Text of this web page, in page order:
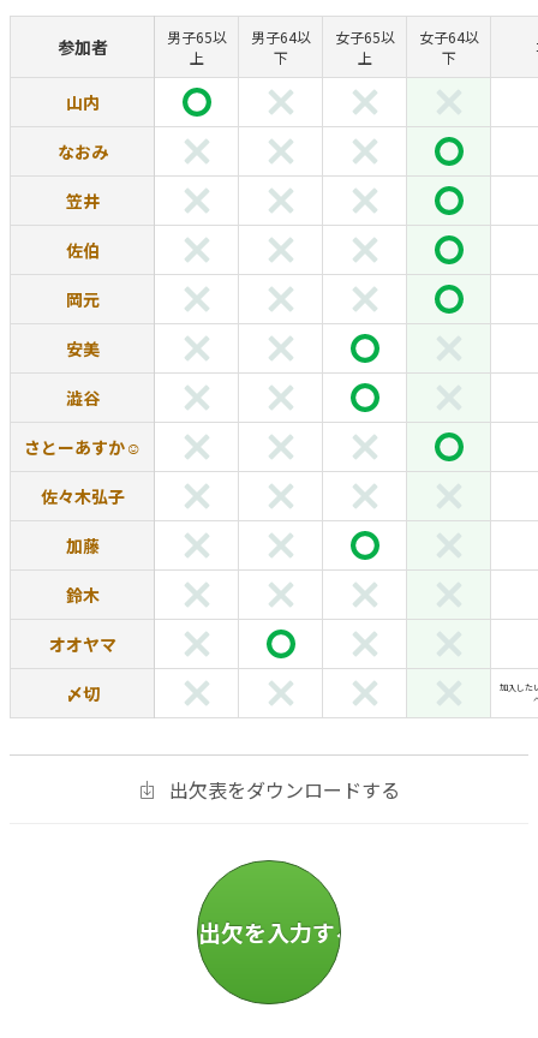
参加者
男子65以
上
男子64以
下
女子65以
上
女子64以
下
山内
なおみ
笠井
佐伯
岡元
安美
澁谷
さとーあすか☺︎
佐々木弘子
加藤
鈴木
オオヤマ
〆切
加入した
出欠表をダウンロードする